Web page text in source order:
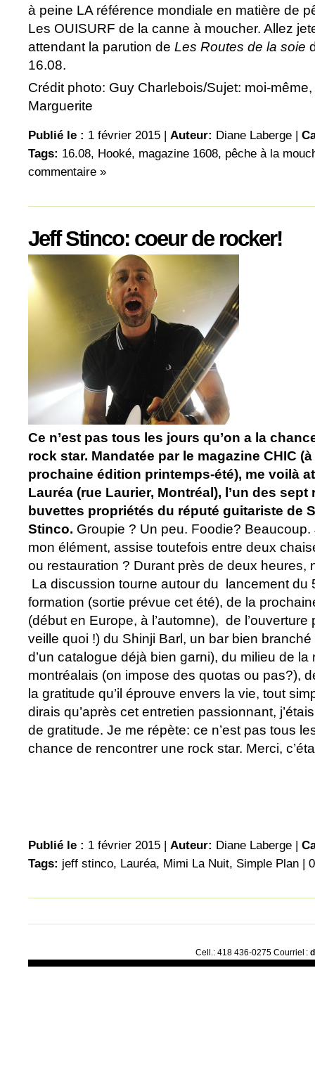
à peine LA référence mondiale en matière de
Les OUISURF de la canne à moucher. Allez
attendant la parution de Les Routes de la soie
16.08.
Crédit photo: Guy Charlebois/Sujet: moi-
Marguerite
Publié le : 1 février 2015 | Auteur: Diane Laberge |
Tags: 16.08, Hooké, magazine 1608, pêche à la
commentaire »
Jeff Stinco: coeur de rocker!
Ce n’est pas tous les jours qu’on a la
rock star. Mandatée par le magazine CHIC
prochaine édition printemps-été), me voilà
Lauréa (rue Laurier, Montréal), l’un des
buvettes propriétés du réputé guitariste de
Stinco. Groupie ? Un peu. Foodie?
mon élément, assise toutefois entre deux
ou restauration ? Durant près de deux heures,
La discussion tourne autour du lancement du
formation (sortie prévue cet été), de la
(début en Europe, à l’automne), de
veille quoi !) du Shinji Barl, un bar bien
d’un catalogue déjà bien garni), du milieu de la
montréalais (on impose des quotas ou pas?),
la gratitude qu’il éprouve envers la vie, tout
dirais qu’après cet entretien passionnant,
de gratitude. Je me répète: ce n’est pas tous
chance de rencontrer une rock star. Merci,
Publié le : 1 février 2015 | Auteur: Diane Laberge |
Tags: jeff stinco, Lauréa, Mimi La Nuit, Simple Plan |
Cell.: 418 436-0275 Courriel :